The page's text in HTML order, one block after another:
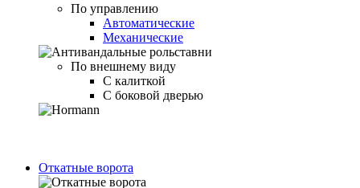
По управлению
Автоматические
Механические
По внешнему виду
С калиткой
С боковой дверью
Откатные ворота